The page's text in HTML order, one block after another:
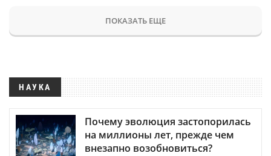
ПОКАЗАТЬ ЕЩЕ
НАУКА
Почему эволюция застопорилась
на миллионы лет, прежде чем
внезапно возобновиться?